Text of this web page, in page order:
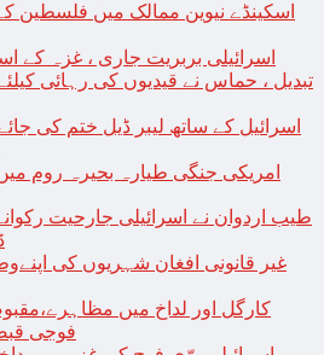
اسرائیلی بربریت جاری ، غزہ کے
تبدیل ، حماس نے قیدیوں کی رہائی
اسرائیل کے ساتھ لیبر ڈیل ختم کی
طیب اردوان نے اسرائیلی جارحیت رکوانے
غیر قانونی افغان شہریوں کی
کارگل اور لداخ میں
فوجی قبضےکو 76